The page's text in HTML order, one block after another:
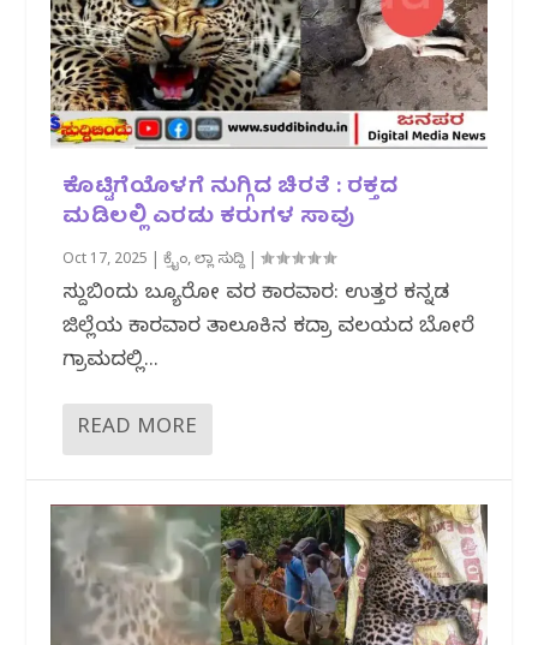
ಕೊಟ್ಟಿಗೆಯೊಳಗೆ ನುಗ್ಗಿದ ಚಿರತೆ : ರಕ್ತದ
ಮಡಿಲಲ್ಲಿ ಎರಡು ಕರುಗಳ ಸಾವು
Oct 17, 2025 |ಕ್ರೈಂ,ಜಿಲ್ಲಾ ಸುದ್ದಿ|
ಸುದ್ದಿಬಿಂದು ಬ್ಯೂರೋ ವರದಿ ಕಾರವಾರ: ಉತ್ತರ ಕನ್ನಡ
ಜಿಲ್ಲೆಯ ಕಾರವಾರ ತಾಲೂಕಿನ ಕದ್ರಾ ವಲಯದ ಬೋರೆ
ಗ್ರಾಮದಲ್ಲಿ...
READ MORE